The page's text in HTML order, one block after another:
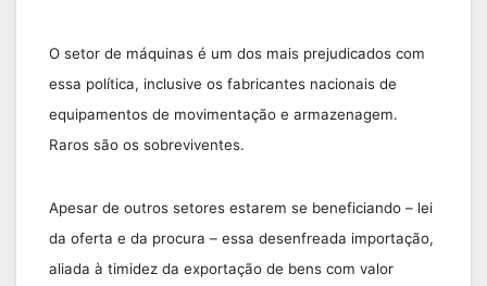
O setor de máquinas é um dos mais prejudicados com
essa política, inclusive os fabricantes nacionais de
equipamentos de movimentação e armazenagem.
Raros são os sobreviventes.
Apesar de outros setores estarem se beneficiando – lei
da oferta e da procura – essa desenfreada importação,
aliada à timidez da exportação de bens com valor